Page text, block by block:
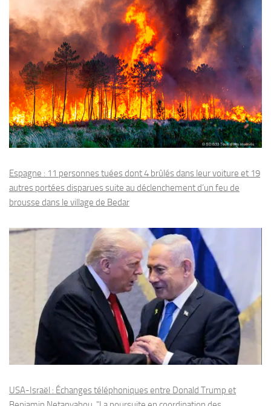
Espagne : 11 personnes tuées dont 4 brûlés dans leur voiture et 19
autres portées disparues suite au déclenchement d’un feu de
brousse dans le village de Bedar
USA-Israël : Échanges téléphoniques entre Donald Trump et